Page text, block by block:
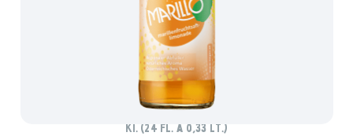
MARILLO MARILLENLIMO
Ki. (24 Fl. à 0,33 lt.)